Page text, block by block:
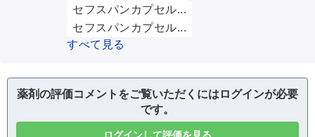
セフスパンカプセル...
セフスパンカプセル...
すべて見る
薬剤の評価コメントをご覧いただくにはログインが必要
です。